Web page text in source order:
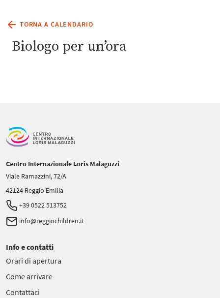
TORNA A CALENDARIO
Biologo per un’ora
Centro Internazionale Loris Malaguzzi
Viale Ramazzini, 72/A
42124 Reggio Emilia
+39 0522 513752
info@reggiochildren.it
Info e contatti
Orari di apertura
Come arrivare
Contattaci